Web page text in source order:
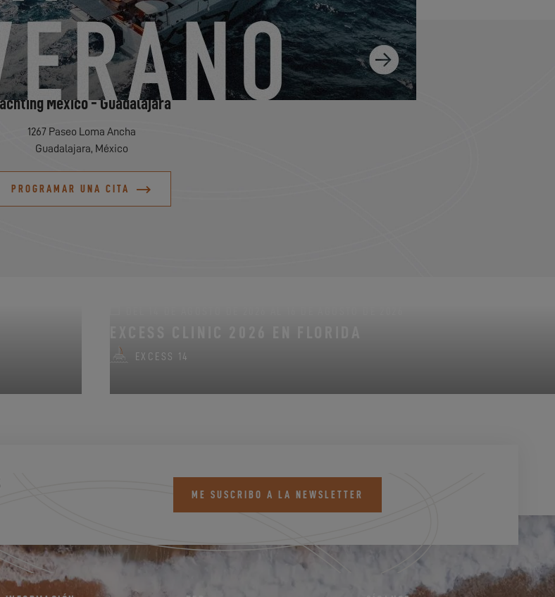
Mexico - Guadalajara
1267 Paseo Loma Ancha
Guadalajara, México
PROGRAMAR UNA CITA
EXCESS 14
ME SUSCRIBO A LA NEWSLETTER